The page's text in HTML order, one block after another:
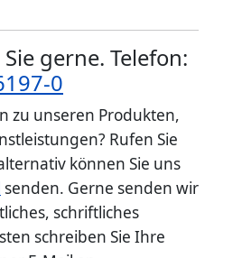
gerne. Telefon:
0
zu unseren Produkten,
Rufen Sie
können Sie uns
senden. Gerne senden wir
schriftliches
schreiben Sie Ihre